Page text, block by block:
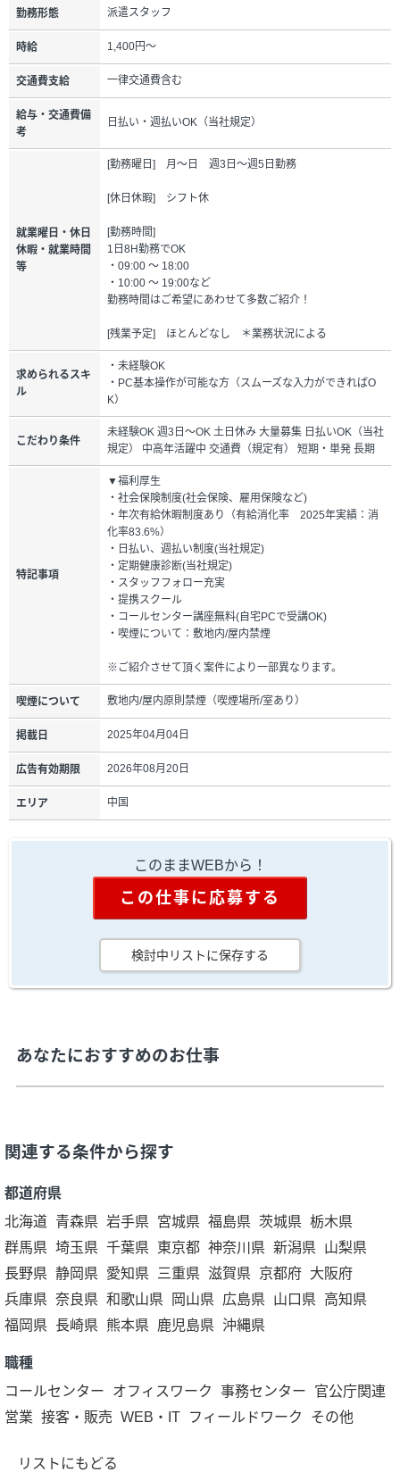
勤務形態 派遣スタッフ
時給 1,400円～
交通費支給 一律交通費含む
給与・交通費備
考
日払い・週払いOK（当社規定）
就業曜日・休日
休暇・就業時間
等
[勤務曜日] 月～日 週3日～週5日勤務
[休日休暇] シフト休
[勤務時間]
1日8H勤務でOK
・09:00 ～ 18:00
・10:00 ～ 19:00など
勤務時間はご希望にあわせて多数ご紹介！
[残業予定] ほとんどなし ＊業務状況による
求められるスキ
ル
・未経験OK
・PC基本操作が可能な方（スムーズな入力ができればO
K）
こだわり条件
未経験OK 週3日～OK 土日休み 大量募集 日払いOK（当社
規定） 中高年活躍中 交通費（規定有） 短期・単発 長期
特記事項
▼福利厚生
・社会保険制度(社会保険、雇用保険など)
・年次有給休暇制度あり（有給消化率 2025年実績：消
化率83.6%）
・日払い、週払い制度(当社規定)
・定期健康診断(当社規定)
・スタッフフォロー充実
・提携スクール
・コールセンター講座無料(自宅PCで受講OK)
・喫煙について：敷地内/屋内禁煙
※ご紹介させて頂く案件により一部異なります。
喫煙について 敷地内/屋内原則禁煙（喫煙場所/室あり）
掲載日 2025年04月04日
広告有効期限 2026年08月20日
エリア 中国
このままWEBから！
この仕事に応募する
検討中リストに保存する
あなたにおすすめのお仕事
関連する条件から探す
都道府県
北海道 青森県 岩手県 宮城県 福島県 茨城県 栃木県
群馬県 埼玉県 千葉県 東京都 神奈川県 新潟県 山梨県
長野県 静岡県 愛知県 三重県 滋賀県 京都府 大阪府
兵庫県 奈良県 和歌山県 岡山県 広島県 山口県 高知県
福岡県 長崎県 熊本県 鹿児島県 沖縄県
職種
コールセンター
オフィスワーク 事務センター
官公庁関連
営業 接客・販売 WEB・IT フィールドワーク その他
リストにもどる